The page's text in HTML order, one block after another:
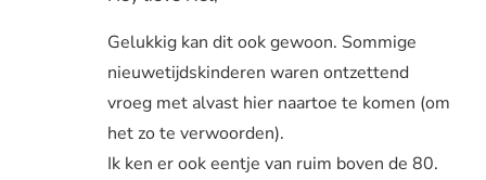
Gelukkig kan dit ook gewoon. Sommige
nieuwetijdskinderen waren ontzettend
vroeg met alvast hier naartoe te komen (om
het zo te verwoorden).
Ik ken er ook eentje van ruim boven de 80.